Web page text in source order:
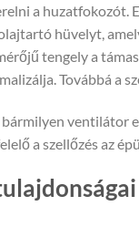
a huzatfokozót.
hüvelyt,
tengely a
Továbbá a
ventilátor
a szellőzés az